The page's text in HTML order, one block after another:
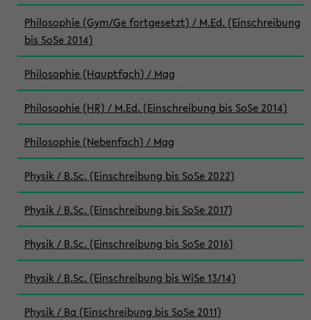
Philosophie (Gym/Ge fortgesetzt) / M.Ed. (Einschreibung
bis SoSe 2014)
Philosophie (Hauptfach) / Mag
Philosophie (HR) / M.Ed. (Einschreibung bis SoSe 2014)
Philosophie (Nebenfach) / Mag
Physik / B.Sc. (Einschreibung bis SoSe 2022)
Physik / B.Sc. (Einschreibung bis SoSe 2017)
Physik / B.Sc. (Einschreibung bis SoSe 2016)
Physik / B.Sc. (Einschreibung bis WiSe 13/14)
Physik / Ba (Einschreibung bis SoSe 2011)